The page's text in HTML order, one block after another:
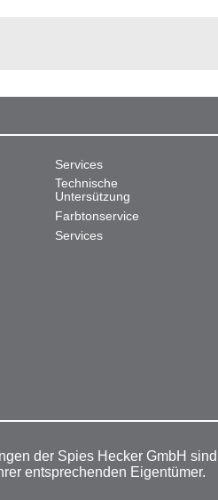
Services
Technische
Untersützung
Farbtonservice
Services
der Spies Hecker GmbH
entsprechenden Eigentümer.